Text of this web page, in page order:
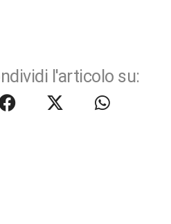
l'articolo su: